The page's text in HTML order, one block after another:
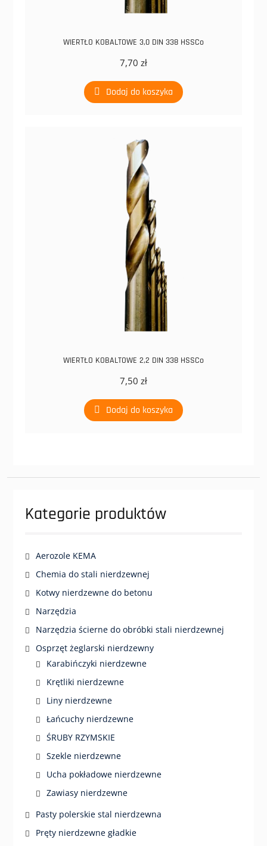
WIERTŁO KOBALTOWE 3,0 DIN 338 HSSCo
7,70 zł
Dodaj do koszyka
WIERTŁO KOBALTOWE 2,2 DIN 338 HSSCo
7,50 zł
Dodaj do koszyka
Kategorie produktów
Aerozole KEMA
Chemia do stali nierdzewnej
Kotwy nierdzewne do betonu
Narzędzia
Narzędzia ścierne do obróbki stali nierdzewnej
Osprzęt żeglarski nierdzewny
Karabińczyki nierdzewne
Krętliki nierdzewne
Liny nierdzewne
Łańcuchy nierdzewne
ŚRUBY RZYMSKIE
Szekle nierdzewne
Ucha pokładowe nierdzewne
Zawiasy nierdzewne
Pasty polerskie stal nierdzewna
Pręty nierdzewne gładkie